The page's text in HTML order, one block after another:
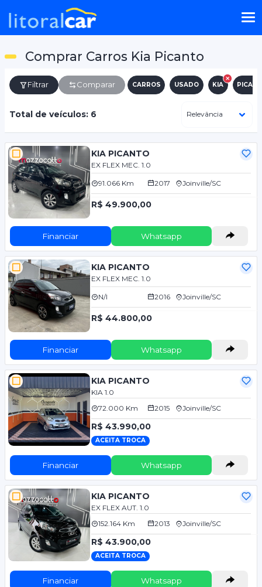
Comprar Carros Kia Picanto
Filtrar Comparar CARROS USADO KIA
Total de veículos: 6
KIA PICANTO
EX FLEX MEC. 1.0
91.066 Km 2017 Joinville/SC
R$ 49.900,00
Financiar Whatsapp
KIA PICANTO
EX FLEX MEC. 1.0
N/I 2016 Joinville/SC
R$ 44.800,00
Financiar Whatsapp
KIA PICANTO
KIA 1.0
72.000 Km
2015 Joinville/SC
R$ 43.990,00
ACEITA TROCA
Financiar Whatsapp
KIA PICANTO
EX FLEX AUT. 1.0
152.164 Km
2013 Joinville/SC
R$ 43.900,00
ACEITA TROCA
Financiar Whatsapp